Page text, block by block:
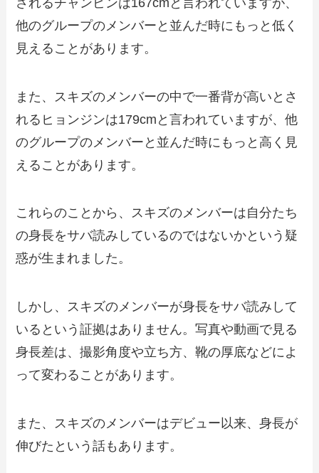
他のグループのメンバーと並んだ時にもっと低く
見えることがあります。
また、スキズのメンバーの中で一番背が高いとさ
れるヒョンジンは179cmと言われていますが、他
のグループのメンバーと並んだ時にもっと高く見
えることがあります。
これらのことから、スキズのメンバーは自分たち
の身長をサバ読みしているのではないかという疑
惑が生まれました。
しかし、スキズのメンバーが身長をサバ読みして
いるという証拠はありません。写真や動画で見る
身長差は、撮影角度や立ち方、靴の厚底などによ
って変わることがあります。
また、スキズのメンバーはデビュー以来、身長が
伸びたという話もあります。